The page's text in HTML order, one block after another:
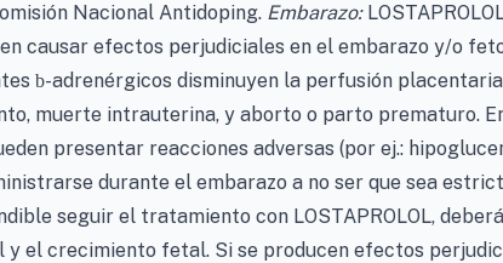
Nacional Antidoping. Embarazo:
causar efectos perjudiciales en el embarazo y/o
b-adrenérgicos disminuyen la perfusión
muerte intrauterina, y aborto o parto prematuro.
presentar reacciones adversas (por ej.:
durante el embarazo a no ser que sea
seguir el tratamiento con LOSTAPROLOL,
y el crecimiento fetal. Si se producen efectos